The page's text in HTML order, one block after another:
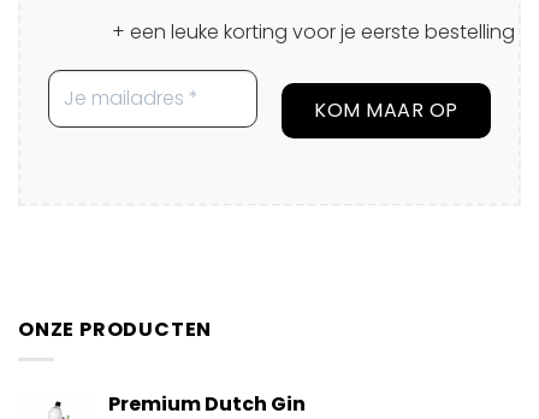
+ een leuke korting voor je eerste bestelling
ONZE PRODUCTEN
Premium Dutch Gin